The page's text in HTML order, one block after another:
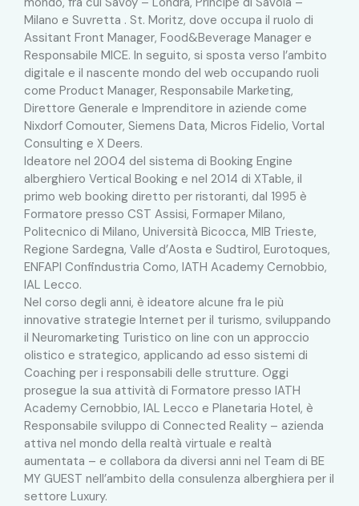
Milano e Suvretta . St. Moritz, dove occupa il ruolo di
Assitant Front Manager, Food&Beverage Manager e
Responsabile MICE. In seguito, si sposta verso l’ambito
digitale e il nascente mondo del web occupando ruoli
come Product Manager, Responsabile Marketing,
Direttore Generale e Imprenditore in aziende come
Nixdorf Comouter, Siemens Data, Micros Fidelio, Vortal
Consulting e X Deers.
Ideatore nel 2004 del sistema di Booking Engine
alberghiero Vertical Booking e nel 2014 di XTable, il
primo web booking diretto per ristoranti, dal 1995 è
Formatore presso CST Assisi, Formaper Milano,
Politecnico di Milano, Università Bicocca, MIB Trieste,
Regione Sardegna, Valle d’Aosta e Sudtirol, Eurotoques,
ENFAPI Confindustria Como, IATH Academy Cernobbio,
IAL Lecco.
Nel corso degli anni, è ideatore alcune fra le più
innovative strategie Internet per il turismo, sviluppando
il Neuromarketing Turistico on line con un approccio
olistico e strategico, applicando ad esso sistemi di
Coaching per i responsabili delle strutture. Oggi
prosegue la sua attività di Formatore presso IATH
Academy Cernobbio, IAL Lecco e Planetaria Hotel, è
Responsabile sviluppo di Connected Reality – azienda
attiva nel mondo della realtà virtuale e realtà
aumentata – e collabora da diversi anni nel Team di BE
MY GUEST nell’ambito della consulenza alberghiera per il
settore Luxury.